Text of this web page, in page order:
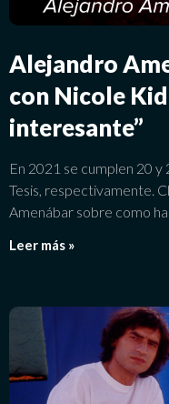
Alejandro
con Nicole
interesante”
En 2021 se cumplen 20
Tesis, respectivamente.
Amenábar sobre como
Leer más »